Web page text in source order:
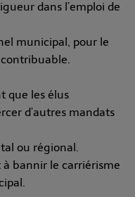
dans l’emploi de
municipal, pour le
que les élus
d’autres mandats
ou régional.
bannir le carriérisme